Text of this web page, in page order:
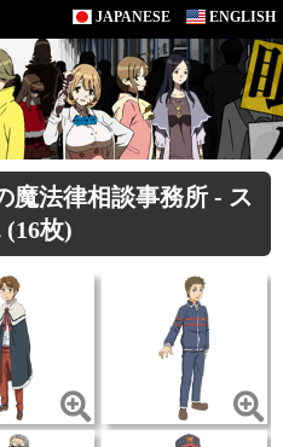
JAPANESE ENGLISH
魔法律相談事務所 - ス
(16枚)